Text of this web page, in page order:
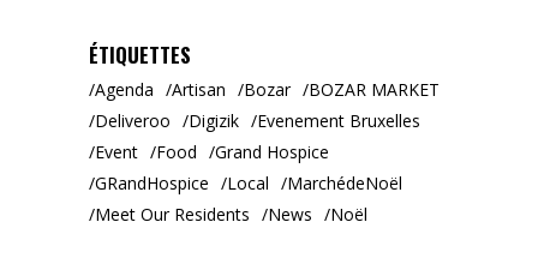
ÉTIQUETTES
Agenda Artisan Bozar
BOZAR MARKET
Deliveroo
Digizik
Evenement Bruxelles
Event
Food
Grand Hospice
GRandHospice
Local
MarchédeNoël
Meet Our Residents
News Noël